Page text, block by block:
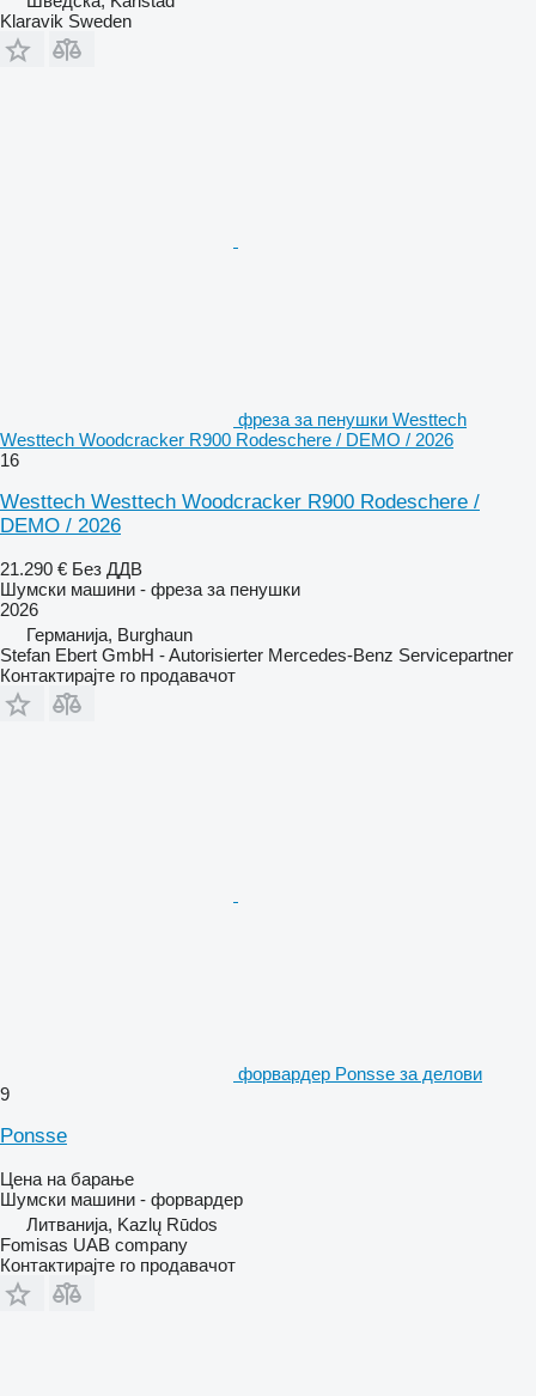
Klaravik Sweden
фреза за пенушки Westtech
Westtech Woodcracker R900 Rodeschere / DEMO / 2026
16
Westtech Westtech Woodcracker R900 Rodeschere /
DEMO / 2026
21.290 € Без ДДВ
Шумски машини - фреза за пенушки
2026
Германија, Burghaun
Stefan Ebert GmbH - Autorisierter Mercedes-Benz Servicepartner
Контактирајте го продавачот
форвардер Ponsse за делови
9
Ponsse
Цена на барање
Шумски машини - форвардер
Литванија, Kazlų Rūdos
Fomisas UAB company
Контактирајте го продавачот